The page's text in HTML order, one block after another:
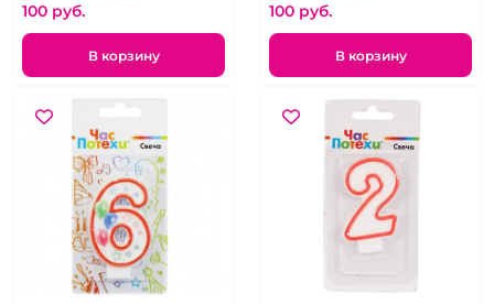
100 pуб.
В корзину
100 pуб.
В корзину